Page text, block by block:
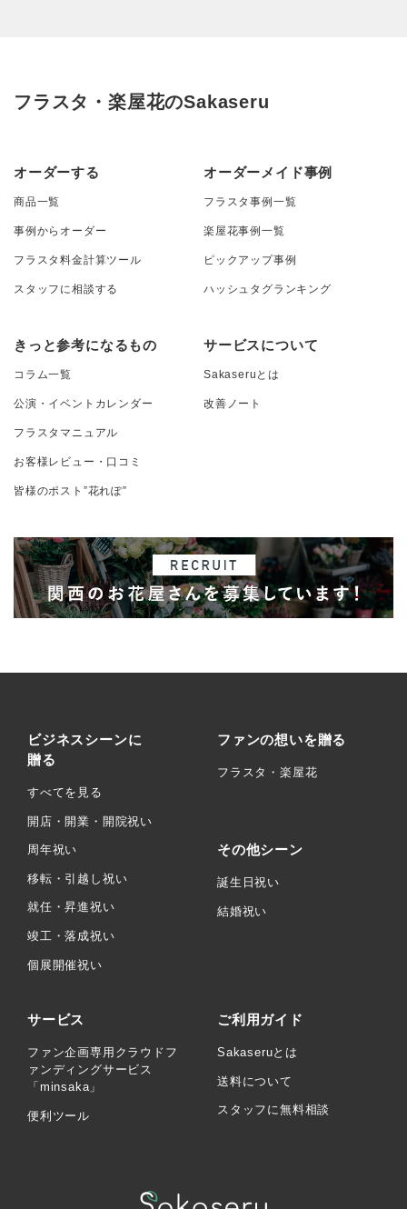
フラスタ・楽屋花のSakaseru
オーダーする
商品一覧
事例からオーダー
フラスタ料金計算ツール
スタッフに相談する
オーダーメイド事例
フラスタ事例一覧
楽屋花事例一覧
ピックアップ事例
ハッシュタグランキング
きっと参考になるもの
コラム一覧
公演・イベントカレンダー
フラスタマニュアル
お客様レビュー・口コミ
皆様のポスト”花れぽ”
サービスについて
Sakaseruとは
改善ノート
ビジネスシーンに
贈る
すべてを見る
開店・開業・開院祝い
周年祝い
移転・引越し祝い
就任・昇進祝い
竣工・落成祝い
個展開催祝い
ファンの想いを贈る
フラスタ・楽屋花
その他シーン
誕生日祝い
結婚祝い
サービス
ファン企画専用クラウドフ
ァンディングサービス
「minsaka」
便利ツール
ご利用ガイド
Sakaseruとは
送料について
スタッフに無料相談